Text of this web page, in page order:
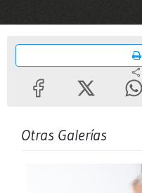
Otras Galerías